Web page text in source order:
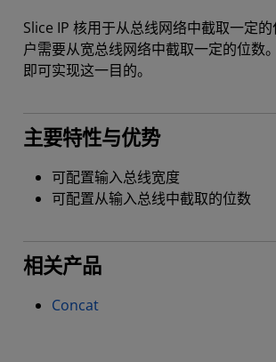
Slice IP 核用于从总线网络中截取一定
户需要从宽总线网络中截取一定的位数
即可实现这一目的。
主要特性与优势
可配置输入总线宽度
可配置从输入总线中截取的位数
相关产品
Concat